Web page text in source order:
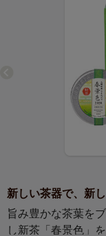
新しい茶器で、新し
旨み豊かな茶葉を
し新茶「春景色」